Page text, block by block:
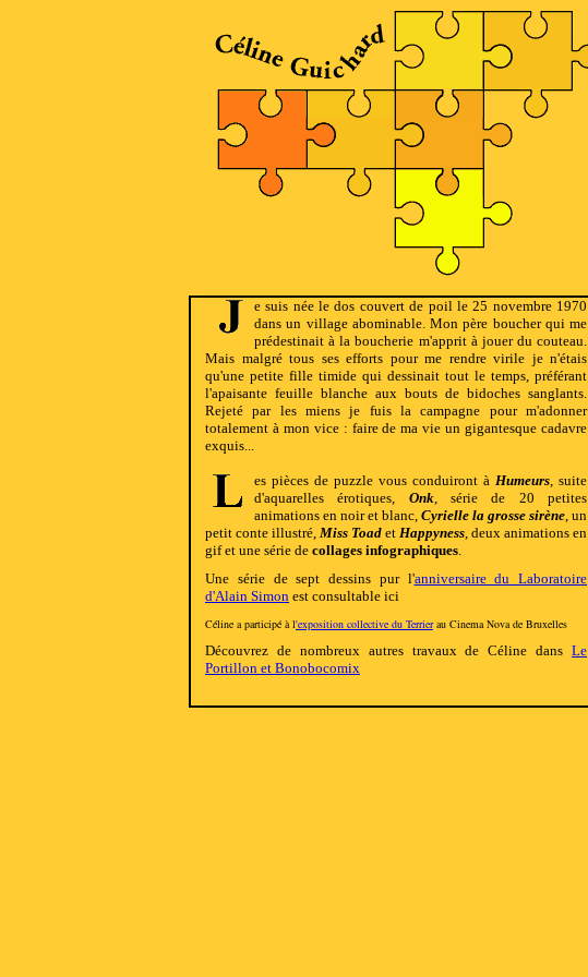
e suis née le dos couvert de poil le 25 novembre 1970
dans un village abominable. Mon père boucher qui me
prédestinait à la boucherie m'apprit à jouer du couteau.
Mais malgré tous ses efforts pour me rendre virile je n'étais
qu'une petite fille timide qui dessinait tout le temps, préférant
l'apaisante feuille blanche aux bouts de bidoches sanglants.
Rejeté par les miens je fuis la campagne pour m'adonner
totalement à mon vice : faire de ma vie un gigantesque cadavre
exquis...
es pièces de puzzle vous conduiront à Humeurs, suite
d'aquarelles érotiques, Onk, série de 20 petites
animations en noir et blanc, Cyrielle la grosse sirène, un
petit conte illustré, Miss Toad et Happyness, deux animations en
gif et une série de collages infographiques.
Une série de sept dessins pur l'anniversaire du Laboratoire
d'Alain Simon est consultable ici
Céline a participé à l'exposition collective du Terrierau Cinema Nova de Bruxelles
Découvrez de nombreux autres travaux de Céline dans Le
Portillon et Bonobocomix